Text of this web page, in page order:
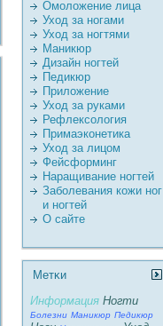
Омоложение лица
Уход за ногами
Уход за ногтями
Маникюр
Дизайн ногтей
Педикюр
Пpиложение
Уход за руками
Рефлексология
Пpимаэконетика
Уход за лицом
Фейсформинг
Наращивание ногтей
Заболевания кожи ног
и ногтей
О сайте
Метκи
Информация Ногти
Болезни Маникюр Педикюр